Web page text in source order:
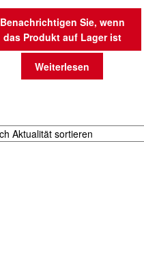
Benachrichtigen Sie, wenn
das Produkt auf Lager ist
Weiterlesen